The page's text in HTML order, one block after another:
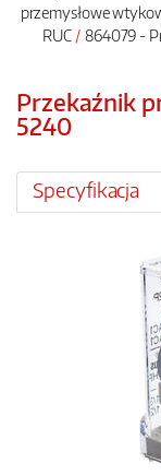
przemysłowe
RUC
864079 -
Przekaźnik
5240
Specyfikacja